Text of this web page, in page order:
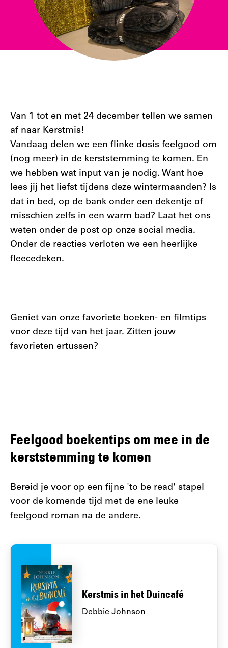
Van 1 tot en met 24 december tellen we samen
af naar Kerstmis!
Vandaag delen we een flinke dosis feelgood om
(nog meer) in de kerststemming te komen. En
we hebben wat input van je nodig. Want hoe
lees jij het liefst tijdens deze wintermaanden? Is
dat in bed, op de bank onder een dekentje of
misschien zelfs in een warm bad? Laat het ons
weten onder de post op onze social media.
Onder de reacties verloten we een heerlijke
fleecedeken.
Geniet van onze favoriete boeken- en filmtips
voor deze tijd van het jaar. Zitten jouw
favorieten ertussen?
Feelgood boekentips om mee in de
kerststemming te komen
Bereid je voor op een fijne 'to be read' stapel
voor de komende tijd met de ene leuke
feelgood roman na de andere.
Kerstmis in het Duincafé
Debbie Johnson